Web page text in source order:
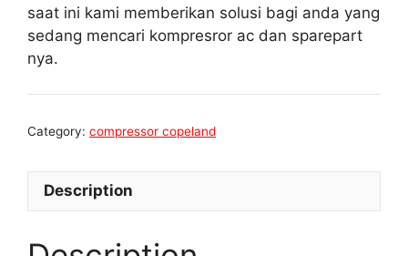
saat ini kami memberikan solusi bagi anda yang
sedang mencari kompresror ac dan sparepart
nya.
Category: compressor copeland
Description